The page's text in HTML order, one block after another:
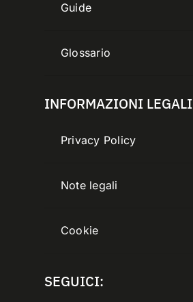
Guide
Glossario
INFORMAZIONI LEGALI
Privacy Policy
Note legali
Cookie
SEGUICI: